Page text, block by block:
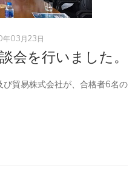
03月23日
会を行いました。
貿易株式会社が、合格者6名の